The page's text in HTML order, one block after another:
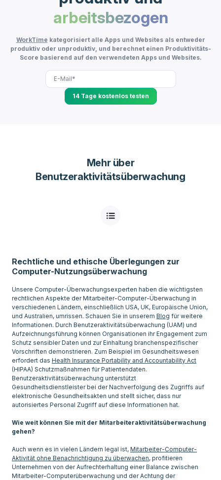
arbeitsbezogen
WorkTime kategorisiert alle Apps und Websites als entweder
produktiv oder unproduktiv, und berechnet einen Produktivitäts-
Score basierend auf den verwendeten Apps und Websites.
14 Tage kostenlos testen
Mehr über
Benutzeraktivitätsüberwachung
Rechtliche und ethische Überlegungen zur
Computer-Nutzungsüberwachung
Unsere Computer-Überwachungsexperten haben die wichtigsten
rechtlichen Aspekte der Mitarbeiter-Computer-Überwachung in
verschiedenen Ländern, einschließlich USA, UK, Europäische Union,
und Australien, umrissen. Schauen Sie in unserem Blog für weitere
Informationen. Durch Benutzeraktivitätsüberwachung (UAM) und
Aufzeichnungsführung können Organisationen ihr Engagement zum
Schutz sensibler Daten und zur Einhaltung branchenspezifischer
Vorschriften demonstrieren. Zum Beispiel im Gesundheitswesen
erfordert das Health Insurance Portability and Accountability Act
(HIPAA) Schutzmaßnahmen für Patientendaten.
Benutzeraktivitätsüberwachung unterstützt
Gesundheitsdienstleister bei der Nachverfolgung des Zugriffs auf
elektronische Gesundheitsakten und stellt sicher, dass nur
autorisiertes Personal Zugriff auf diese Informationen hat.
Wie weit können Sie mit der Mitarbeiteraktivitätsüberwachung
gehen?
Auch wenn es in vielen Ländern legal ist, Mitarbeiter-Computer-
Aktivität ohne Benachrichtigung zu überwachen, profitieren
Unternehmen von der Aufrechterhaltung einer Balance zwischen
Mitarbeiter-Computerüberwachung und der Achtung der